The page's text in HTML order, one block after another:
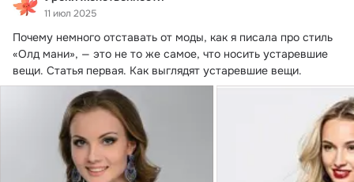
11 июл 2025
Почему немного отставать от моды, как я писала про стиль
«Олд мани», — это не то же самое, что носить устаревшие
вещи. Статья первая. Как выглядят устаревшие вещи.